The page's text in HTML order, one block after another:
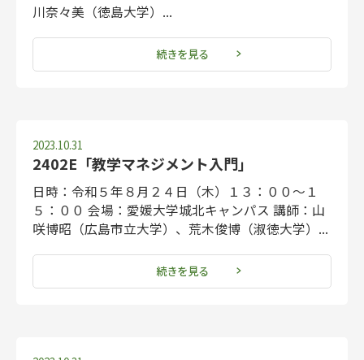
川奈々美（徳島大学）...
続きを見る
2023.10.31
2402E「教学マネジメント入門」
日時：令和５年８月２４日（木）１３：００～１
５：００ 会場：愛媛大学城北キャンパス 講師：山
咲博昭（広島市立大学）、荒木俊博（淑徳大学）...
続きを見る